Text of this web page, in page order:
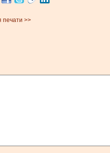
печати >>